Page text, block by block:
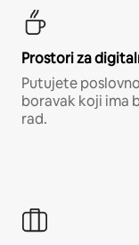
Prostori za
Putujete
boravak koji ima
rad.